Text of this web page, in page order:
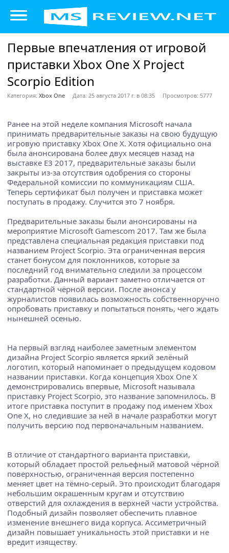
Первые впечатления от игровой
приставки Xbox One X Project
Scorpio Edition
Категория: Xbox One Дата: 25 августа 2017 г. в 08:35 Просмотров: 5777
Ранее на этой неделе компания Microsoft начала
принимать предварительные заказы на свою будущую
игровую приставку Xbox One X. Хотя официально она
была анонсирована более двух месяцев назад на
выставке E3 2017, предварительные заказы были
закрыты из-за отсутствия одобрения со стороны
Федеральной комиссии по коммуникациям США.
Теперь сертификат был получен и приставка может
поступать в продажу. Случится это 7 ноября.
Предварительные заказы были анонсированы на
мероприятие Microsoft Gamescom 2017. Там же была
представлена специальная редакция приставки под
названием Project Scorpio. Эта ограниченная версия
станет бонусом для поклонников, которые за
последний год внимательно следили за процессом
разработки. Данный вариант заметно отличается от
стандартной чёрной версии. После анонса у
журналистов появилась возможность собственноручно
опробовать приставку и попытаться понять, чего ждать
нынешней осенью.
На первый взгляд наиболее заметным элементом
дизайна Project Scorpio является яркий зелёный
логотип, который напоминает о предыдущем кодовом
названии приставки. Когда концепция Xbox One X
демонстрировались впервые, Microsoft называла
приставку Project Scorpio, это название запомнилось. В
итоге приставка поступит в продажу под именем Xbox
One X, но следившие за ней в начале разработки могут
получить версию под первоначальным названием.
В отличие от стандартного варианта приставки,
который обладает простой рельефный матовой чёрной
поверхностью, ограниченная версия постепенно
меняет цвет на тёмно-серый. Это происходит благодаря
небольшим окрашенным кругам и отсутствию
отверстий для охлаждения в верхней части устройства.
Подобный дизайн позволяет обеспечить плавное
изменение внешнего вида корпуса. Ассиметричный
дизайн повышает уникальность этой приставки и не
вредит изяществу.